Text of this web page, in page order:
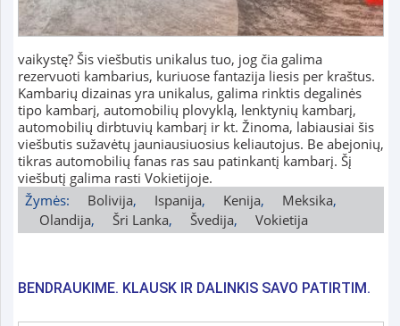
vaikystę? Šis viešbutis unikalus tuo, jog čia galima
rezervuoti kambarius, kuriuose fantazija liesis per kraštus.
Kambarių dizainas yra unikalus, galima rinktis degalinės
tipo kambarį, automobilių plovyklą, lenktynių kambarį,
automobilių dirbtuvių kambarį ir kt. Žinoma, labiausiai šis
viešbutis sužavėtų jauniausiuosius keliautojus. Be abejonių,
tikras automobilių fanas ras sau patinkantį kambarį. Šį
viešbutį galima rasti Vokietijoje.
Žymės:
Bolivija, Ispanija, Kenija, Meksika,
Olandija, Šri Lanka, Švedija, Vokietija
BENDRAUKIME. KLAUSK IR DALINKIS SAVO PATIRTIM.